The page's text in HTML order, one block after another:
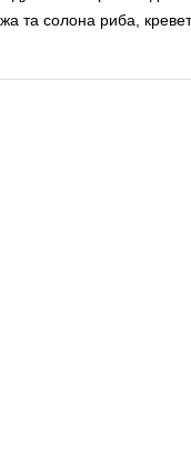
та солона риба,